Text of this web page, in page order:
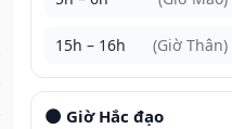
15h – 16h (Giờ Thân)
🌑 Giờ Hắc đạo